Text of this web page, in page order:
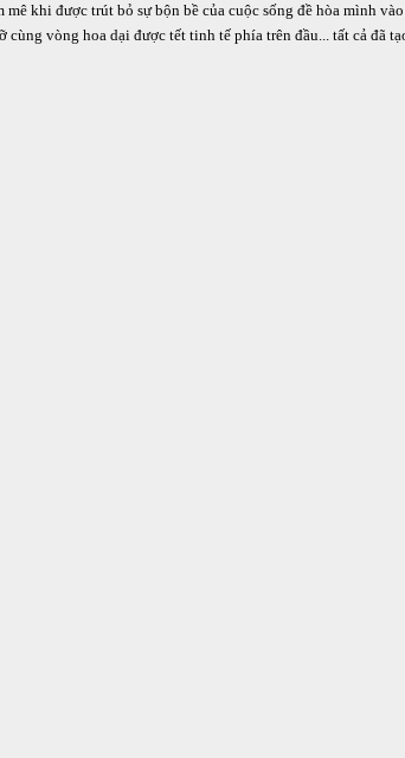
khi được trút bỏ sự bộn bề của cuộc sống đề hòa mình
cùng vòng hoa dại được tết tinh tế phía trên đầu... tất cả đã